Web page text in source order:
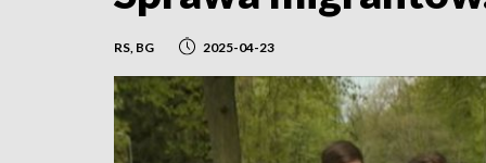
RS, BG 2025-04-23